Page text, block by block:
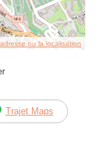
ou la localisation
Trajet Maps